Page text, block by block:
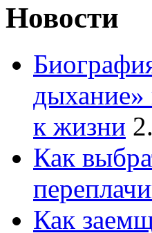
Новости
дыхание»
к жизни
Как
Как